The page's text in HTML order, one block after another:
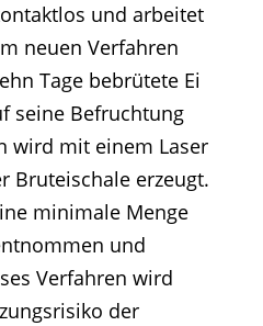
und arbeitet
neuen Verfahren
Tage bebrütete Ei
seine Befruchtung
wird mit einem Laser
Bruteischale erzeugt.
minimale Menge
und
Verfahren wird
der